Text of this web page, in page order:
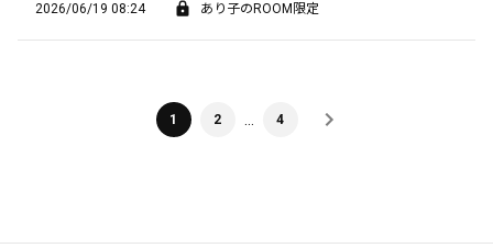
2026/06/19 08:24
あり子のROOM限定
1 2 4